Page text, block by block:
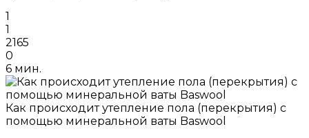
1
1
2165
0
6 мин.
Как происходит утепление пола (перекрытия) с
помощью минеральной ваты Baswool